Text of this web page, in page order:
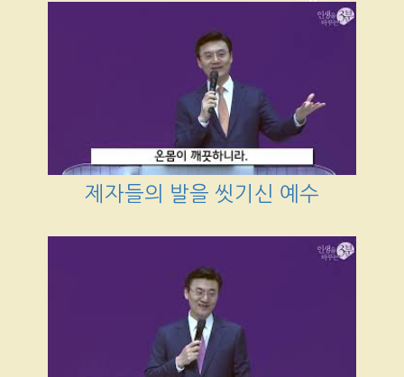
제자들의 발을 씻기신 예수